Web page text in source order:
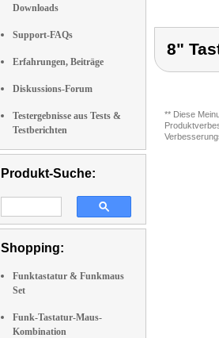
Downloads
Support-FAQs
Erfahrungen, Beiträge
Diskussions-Forum
Testergebnisse aus Tests &
Testberichten
Produkt-Suche:
Shopping:
Funktastatur & Funkmaus
Set
Funk-Tastatur-Maus-
Kombination
8"
** Diese